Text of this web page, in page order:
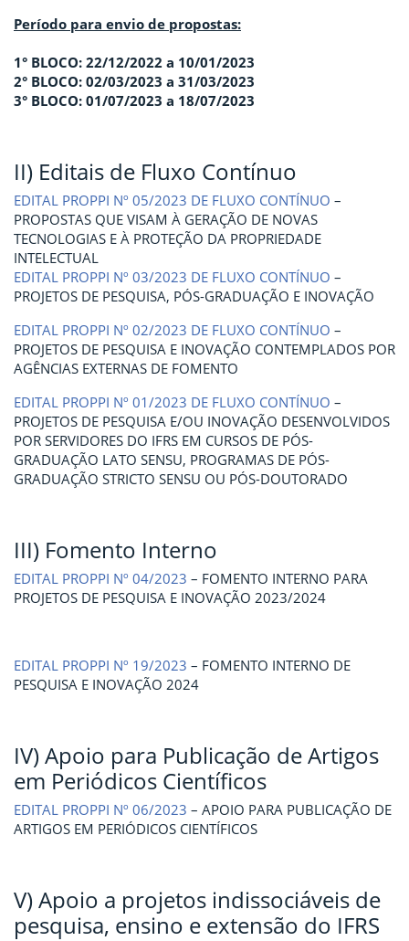
Período para envio de propostas:
1° BLOCO: 22/12/2022 a 10/01/2023
2° BLOCO: 02/03/2023 a 31/03/2023
3° BLOCO: 01/07/2023 a 18/07/2023
II) Editais de Fluxo Contínuo
EDITAL PROPPI Nº 05/2023 DE FLUXO CONTÍNUO –
PROPOSTAS QUE VISAM À GERAÇÃO DE NOVAS
TECNOLOGIAS E À PROTEÇÃO DA PROPRIEDADE
INTELECTUAL
EDITAL PROPPI Nº 03/2023 DE FLUXO CONTÍNUO –
PROJETOS DE PESQUISA, PÓS-GRADUAÇÃO E INOVAÇÃO
EDITAL PROPPI Nº 02/2023 DE FLUXO CONTÍNUO –
PROJETOS DE PESQUISA E INOVAÇÃO CONTEMPLADOS POR
AGÊNCIAS EXTERNAS DE FOMENTO
EDITAL PROPPI Nº 01/2023 DE FLUXO CONTÍNUO –
PROJETOS DE PESQUISA E/OU INOVAÇÃO DESENVOLVIDOS
POR SERVIDORES DO IFRS EM CURSOS DE PÓS-
GRADUAÇÃO LATO SENSU, PROGRAMAS DE PÓS-
GRADUAÇÃO STRICTO SENSU OU PÓS-DOUTORADO
III) Fomento Interno
EDITAL PROPPI Nº 04/2023 – FOMENTO INTERNO PARA
PROJETOS DE PESQUISA E INOVAÇÃO 2023/2024
EDITAL PROPPI Nº 19/2023 – FOMENTO INTERNO DE
PESQUISA E INOVAÇÃO 2024
IV) Apoio para Publicação de Artigos
em Periódicos Científicos
EDITAL PROPPI Nº 06/2023 – APOIO PARA PUBLICAÇÃO DE
ARTIGOS EM PERIÓDICOS CIENTÍFICOS
V) Apoio a projetos indissociáveis de
pesquisa, ensino e extensão do IFRS